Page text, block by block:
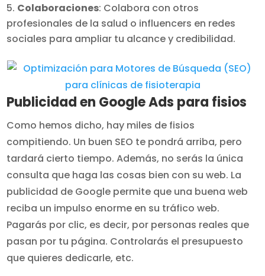
Colaboraciones: Colabora con otros
profesionales de la salud o influencers en redes
sociales para ampliar tu alcance y credibilidad.
Publicidad en Google Ads para fisios
Como hemos dicho, hay miles de fisios
compitiendo. Un buen SEO te pondrá arriba, pero
tardará cierto tiempo. Además, no serás la única
consulta que haga las cosas bien con su web. La
publicidad de Google permite que una buena web
reciba un impulso enorme en su tráfico web.
Pagarás por clic, es decir, por personas reales que
pasan por tu página. Controlarás el presupuesto
que quieres dedicarle, etc.